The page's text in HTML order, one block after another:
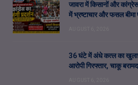
जावरा में किसानों और
में भ्रष्टाचार और फसल
36 घंटे में अंधे कत्ल का
आरोपी गिरफ्तार, चाकू बरामद